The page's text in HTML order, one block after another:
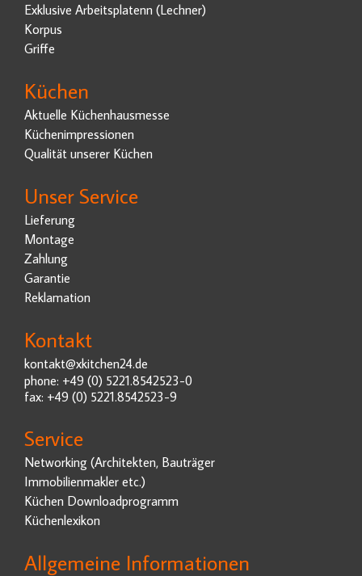
Exklusive Arbeitsplatenn (Lechner)
Korpus
Griffe
Küchen
Aktuelle Küchenhausmesse
Küchenimpressionen
Qualität unserer Küchen
Unser Service
Lieferung
Montage
Zahlung
Garantie
Reklamation
Kontakt
kontakt@xkitchen24.de
phone: +49 (0) 5221.8542523-0
fax: +49 (0) 5221.8542523-9
Service
Networking (Architekten, Bauträger
Immobilienmakler etc.)
Küchen Downloadprogramm
Küchenlexikon
Allgemeine Informationen